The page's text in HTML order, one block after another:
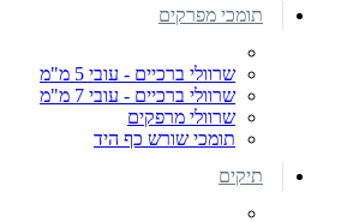
תומכי מפרקים
שרוולי ברכיים - עובי 5 מ"מ
שרוולי ברכיים - עובי 7 מ"מ
שרוולי מרפקים
תומכי שורש כף היד
תיקים